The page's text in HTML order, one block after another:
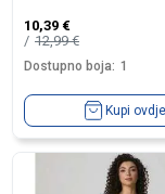
10,39 €
12,99€
Dostupno boja: 1
Kupi ovdje